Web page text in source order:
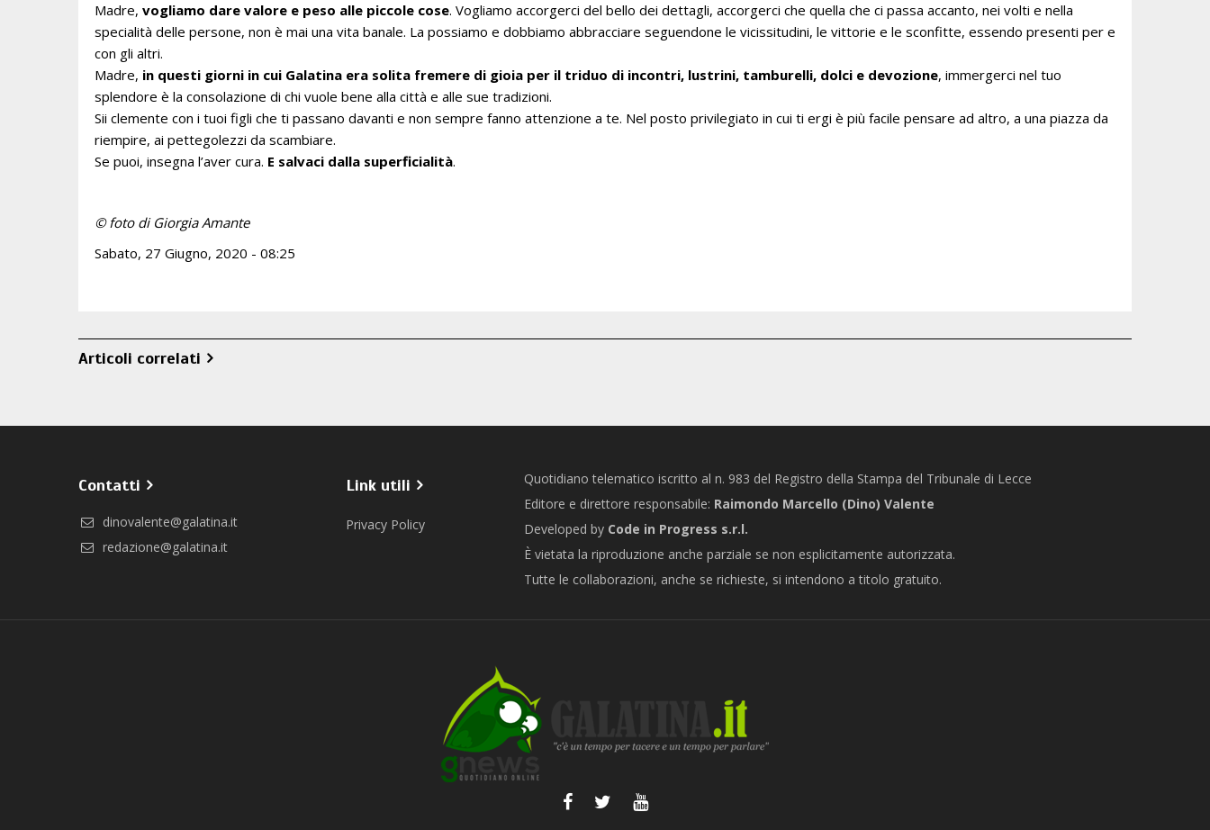
Madre, vogliamo dare valore e peso alle piccole cose. Vogliamo accorgerci del bello dei dettagli, accorgerci che quella che ci passa accanto, nei volti e nella
specialità delle persone, non è mai una vita banale. La possiamo e dobbiamo abbracciare seguendone le vicissitudini, le vittorie e le sconfitte, essendo presenti per e
con gli altri.
Madre, in questi giorni in cui Galatina era solita fremere di gioia per il triduo di incontri, lustrini, tamburelli, dolci e devozione, immergerci nel tuo
splendore è la consolazione di chi vuole bene alla città e alle sue tradizioni.
Sii clemente con i tuoi figli che ti passano davanti e non sempre fanno attenzione a te. Nel posto privilegiato in cui ti ergi è più facile pensare ad altro, a una piazza da
riempire, ai pettegolezzi da scambiare.
Se puoi, insegna l’aver cura. E salvaci dalla superficialità.
© foto di Giorgia Amante
Sabato, 27 Giugno, 2020 - 08:25
Articoli correlati
Contatti
dinovalente@galatina.it
redazione@galatina.it
Link utili
Privacy Policy
Quotidiano telematico iscritto al n. 983 del Registro della Stampa del Tribunale di Lecce
Editore e direttore responsabile: Raimondo Marcello (Dino) Valente
Developed by Code in Progress s.r.l.
È vietata la riproduzione anche parziale se non esplicitamente autorizzata.
Tutte le collaborazioni, anche se richieste, si intendono a titolo gratuito.